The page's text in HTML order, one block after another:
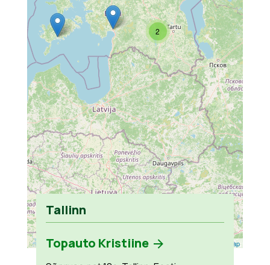
2
Leaflet OpenStreetMap
Tallinn
Topauto Kristiine